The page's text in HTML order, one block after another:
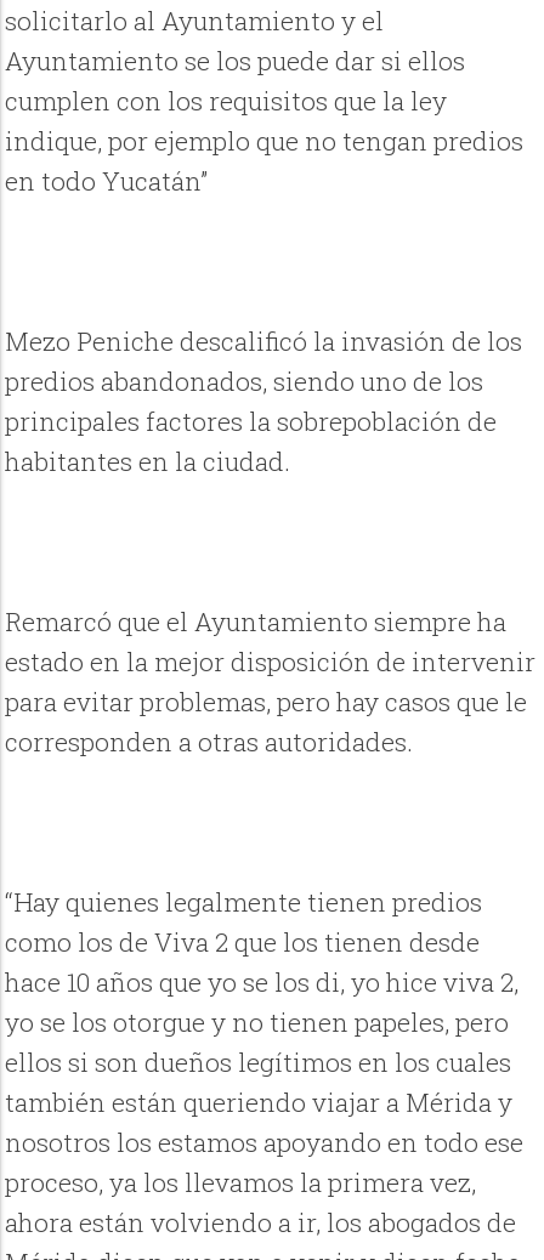
solicitarlo al Ayuntamiento y el
Ayuntamiento se los puede dar si ellos
cumplen con los requisitos que la ley
indique, por ejemplo que no tengan predios
en todo Yucatán”
Mezo Peniche descalificó la invasión de los
predios abandonados, siendo uno de los
principales factores la sobrepoblación de
habitantes en la ciudad.
Remarcó que el Ayuntamiento siempre ha
estado en la mejor disposición de intervenir
para evitar problemas, pero hay casos que le
corresponden a otras autoridades.
“Hay quienes legalmente tienen predios
como los de Viva 2 que los tienen desde
hace 10 años que yo se los di, yo hice viva 2,
yo se los otorgue y no tienen papeles, pero
ellos si son dueños legítimos en los cuales
también están queriendo viajar a Mérida y
nosotros los estamos apoyando en todo ese
proceso, ya los llevamos la primera vez,
ahora están volviendo a ir, los abogados de